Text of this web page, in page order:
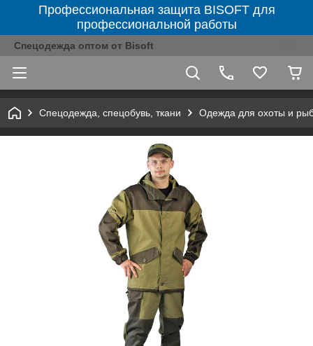
Профессиональная защита BISOFT для
профессиональной работы
Спецодежда оптом от Bisoft
Спецодежда, спецобувь, ткани Одежда для охоты и